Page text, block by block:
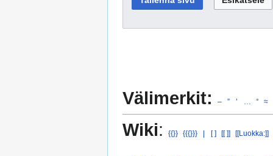
Välimerkit: – ” ’ ° ≈
Wiki: {{}} {{{}}} | [ ] [[ ]] [[Luokka:]]